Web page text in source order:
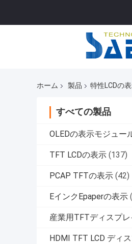
ホーム 製品 特性LCDの
すべての製品
OLEDの表示モジュー
TFT LCDの表示 (137)
PCAP TFTの表示 (42)
EインクEpaperの表示
産業用TFTディスプレ
HDMI TFT LCD ディ